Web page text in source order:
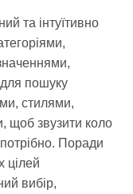
та інтуїтивно
пошуку
стилями,
щоб звузити коло
Поради
цілей
вибір,